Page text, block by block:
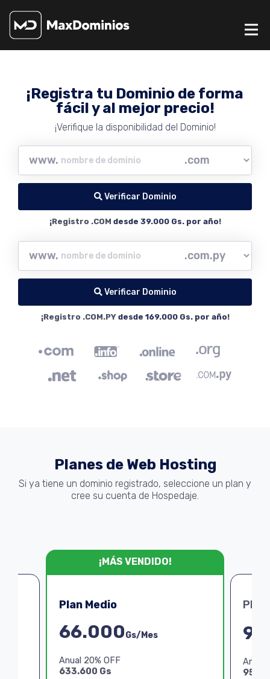
¡Registra tu Dominio de forma
fácil y al mejor precio!
¡Verifique la disponibilidad del Dominio!
www.
Verificar Dominio
¡Registro .COM desde 39.000 Gs. por año!
www.
Verificar Dominio
¡Registro .COM.PY desde 169.000 Gs. por año!
Planes de Web Hosting
Si ya tiene un dominio registrado, seleccione un plan y
cree su cuenta de Hospedaje.
¡MÁS VENDIDO!
Plan Medio
66.000Gs/Mes
Anual 20% OFF
633.600 Gs
Plan
Anual